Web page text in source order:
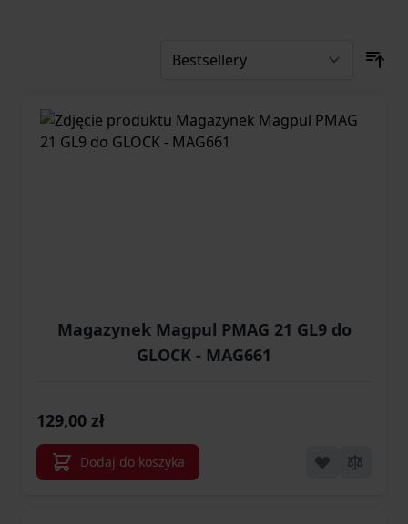
Magazynek Magpul PMAG 21 GL9 do
GLOCK - MAG661
129,00 zł
Dodaj do koszyka